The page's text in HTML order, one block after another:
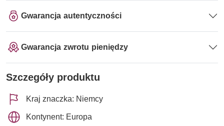
Gwarancja autentyczności
Gwarancja zwrotu pieniędzy
Szczegóły produktu
Kraj znaczka: Niemcy
Kontynent: Europa